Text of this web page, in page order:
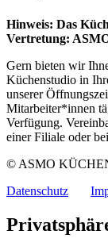
Hinweis: Das
Vertretung:
Gern bieten wir
Küchenstudio in
unserer
Mitarbeiter*innen
Verfügung.
einer Filiale oder
© ASMO
Datenschutz